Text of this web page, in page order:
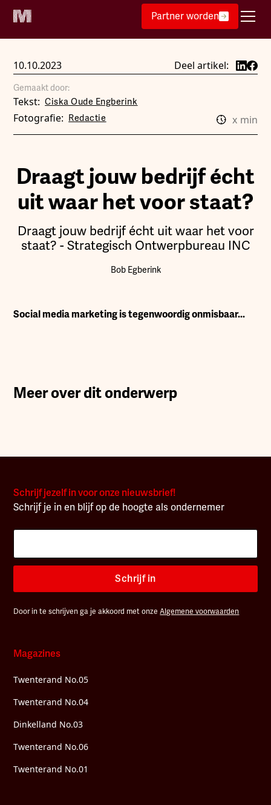
Partner worden
10.10.2023 Deel artikel:
Gemaakt door:
Tekst: Ciska Oude Engberink
Fotografie: Redactie x min
Draagt jouw bedrijf écht
uit waar het voor staat?
Draagt jouw bedrijf écht uit waar het voor
staat? - Strategisch Ontwerpbureau INC
Bob Egberink
Social media marketing is tegenwoordig onmisbaar...
Meer over dit onderwerp
Schrijf jezelf in voor onze nieuwsbrief!
Schrijf je in en blijf op de hoogte als ondernemer
Schrijf in
Door in te schrijven ga je akkoord met onzeAlgemene voorwaarden
Magazines
Twenterand No.05
Twenterand No.04
Dinkelland No.03
Twenterand No.06
Twenterand No.01